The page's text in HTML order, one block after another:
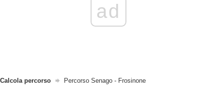
ad
Calcola percorso Percorso Senago - Frosinone